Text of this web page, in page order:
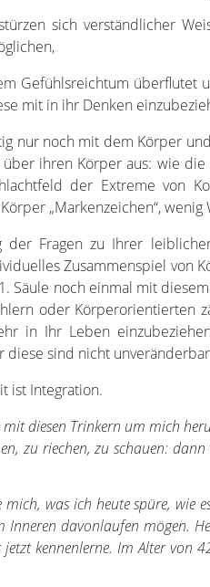
sich verständlicher
Gefühlsreichtum überflutet
mit in ihr Denken
nur noch mit dem Körper
ihren Körper aus: wie
der Extreme von
„Markenzeichen“, wenig
der Fragen zu Ihrer
Zusammenspiel von
Säule noch einmal mit
oder Körperorientierten
in Ihr Leben
diese sind nicht
ist Integration.
diesen Trinkern um mich
zu riechen, zu schauen: dann
was ich heute spüre, wie
davonlaufen mögen.
kennenlerne. Im Alter von